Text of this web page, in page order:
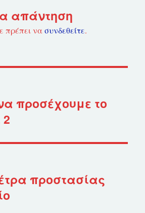
απάντηση
πρέπει νασυνδεθείτε.
προσέχουμε το
προστασίας